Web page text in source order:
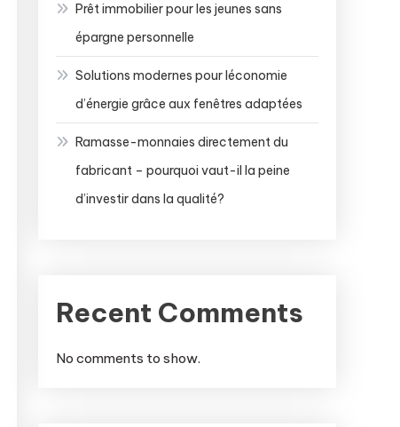
Prêt immobilier pour les jeunes sans
épargne personnelle
Solutions modernes pour léconomie
d’énergie grâce aux fenêtres adaptées
Ramasse-monnaies directement du
fabricant – pourquoi vaut-il la peine
d’investir dans la qualité?
Recent Comments
No comments to show.